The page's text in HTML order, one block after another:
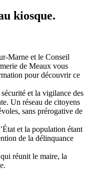
kiosque.
Marne et le Conseil
de Meaux vous
pour découvrir ce
et la vigilance des
Un réseau de citoyens
sans prérogative de
et la population étant
de la délinquance
réunit le maire, la